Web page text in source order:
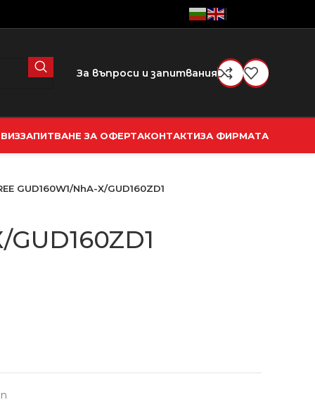
За въпроси и запитвания
ЗАПИТВАНЕ ЗА ОФЕРТАКОНТАКТИЗА ФИРМАТА
GUD160W1/NhA-X/GUD160ZD1